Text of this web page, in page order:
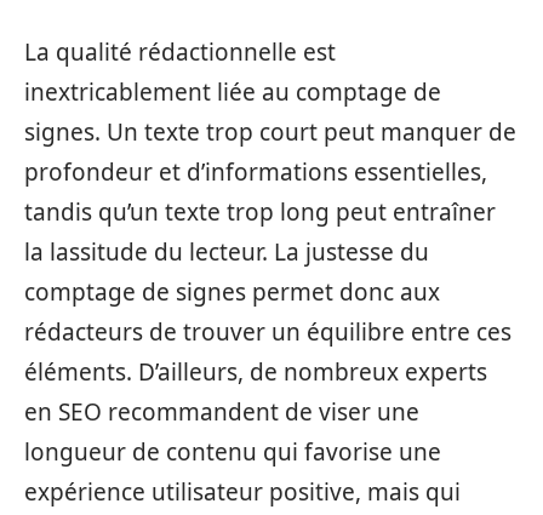
La qualité rédactionnelle est
inextricablement liée au comptage de
signes. Un texte trop court peut manquer de
profondeur et d’informations essentielles,
tandis qu’un texte trop long peut entraîner
la lassitude du lecteur. La justesse du
comptage de signes permet donc aux
rédacteurs de trouver un équilibre entre ces
éléments. D’ailleurs, de nombreux experts
en SEO recommandent de viser une
longueur de contenu qui favorise une
expérience utilisateur positive, mais qui